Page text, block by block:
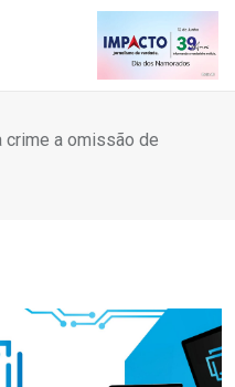
crime a omissão de